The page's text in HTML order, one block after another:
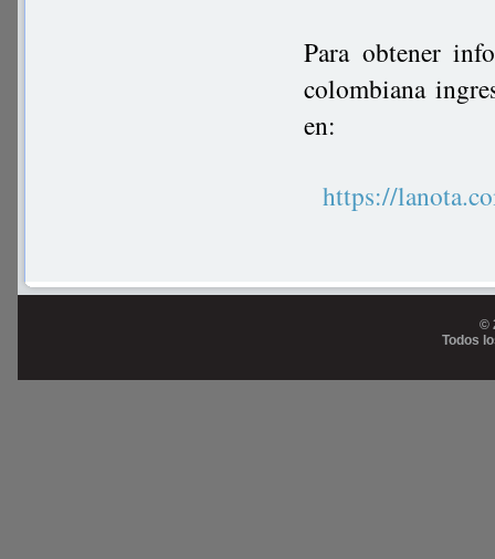
Para obtener
colombiana
en:
https://
©
Todos